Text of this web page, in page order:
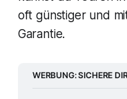
oft günstiger und
Garantie.
WERBUNG: SICHERE